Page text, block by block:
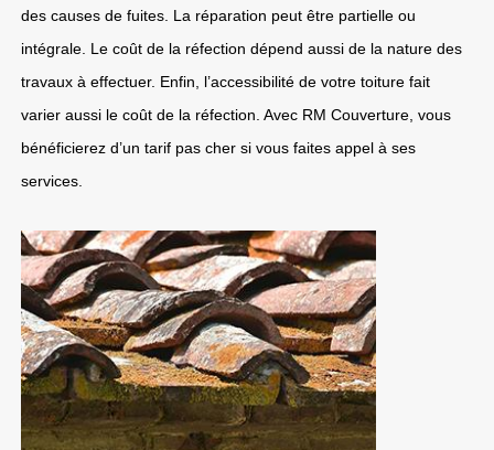
des causes de fuites. La réparation peut être partielle ou
intégrale. Le coût de la réfection dépend aussi de la nature des
travaux à effectuer. Enfin, l’accessibilité de votre toiture fait
varier aussi le coût de la réfection. Avec RM Couverture, vous
bénéficierez d’un tarif pas cher si vous faites appel à ses
services.